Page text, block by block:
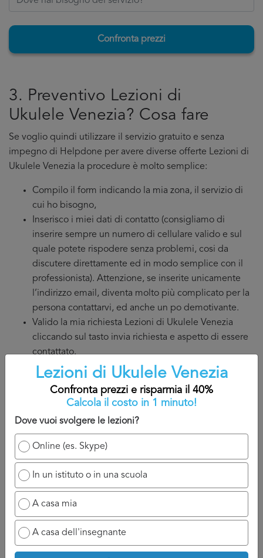
Confronta prezzi
3. Preventivo Lezioni di
Ukulele Venezia? Cosa fare
Se voglio quindi utilizzare il servizio gratuito e senza
impegno di Helpdone per avere diverse offerte Lezioni di
Ukulele Venezia la procedure è molto semplice:
Compilo il form indicando la mia zona, il servizio di
cui ho bisogno,
Inserisco i miei dati di contatto (consigliamo di
inserire sempre un numero di cellulare valido e sul
quale potete rispodere senza problemi, cosi da
discutere direttamente ed in modo semplice con il
professionista). Attenzione, se inserite unicamente
l’indirizzo email, diventa molto più complicato per la
persona contattarvi, ed anche un po demotivante.
Valido la mia richiesta Lezioni di Ukulele Venezia
cliccando sul tasto invia richiesta e aspetto di essere
contattato.
A titolo indicativo, sarete contatti nelle 24/48 che seguono
la domanda perché il professionista ha bisogno di un
attimo di tempo per reagire e chiamarvi.
potrà chiamarvi appena possibile e discuterne con voi, se
invece siete nell’attesa di un’email, aspettatevi ad un
tempo di attesa un po più lungo perché dovrà formalizzare
la risposta per Lezioni di Ukulele Venezia.
Torna su
Lezioni di Ukulele Venezia
Confronta prezzi e risparmia il 40%
Calcola il costo in 1 minuto!
Dove vuoi svolgere le lezioni?
Online (es. Skype)
In un istituto o in una scuola
A casa mia
A casa dell'insegnante